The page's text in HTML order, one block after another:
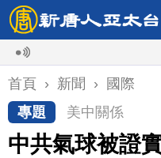
首頁 › 新聞 ›
國際
專題
美中關係
中共氣球被證